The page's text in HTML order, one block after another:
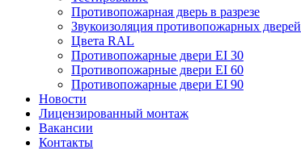
Противопожарная дверь в разрезе
Звукоизоляция противопожарных дверей
Цвета RAL
Противопожарные двери EI 30
Противопожарные двери EI 60
Противопожарные двери EI 90
Новости
Лицензированный монтаж
Вакансии
Контакты